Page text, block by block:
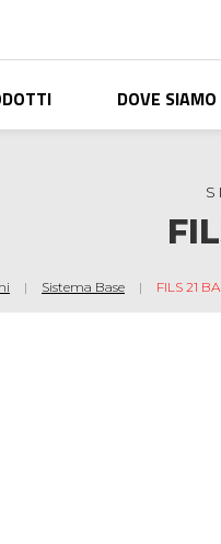
DOVE SIAMO
Sistema Base FILS 21